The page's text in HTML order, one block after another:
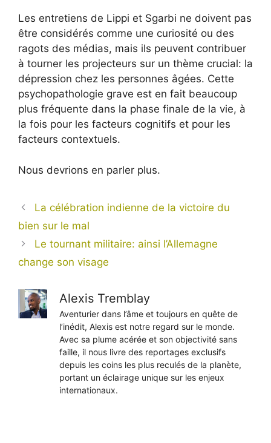
Les entretiens de Lippi et Sgarbi ne doivent pas
être considérés comme une curiosité ou des
ragots des médias, mais ils peuvent contribuer
à tourner les projecteurs sur un thème crucial: la
dépression chez les personnes âgées. Cette
psychopathologie grave est en fait beaucoup
plus fréquente dans la phase finale de la vie, à
la fois pour les facteurs cognitifs et pour les
facteurs contextuels.
Nous devrions en parler plus.
La célébration indienne de la victoire du
bien sur le mal
Le tournant militaire: ainsi l’Allemagne
change son visage
Alexis Tremblay
Aventurier dans l’âme et toujours en quête de
l’inédit, Alexis est notre regard sur le monde.
Avec sa plume acérée et son objectivité sans
faille, il nous livre des reportages exclusifs
depuis les coins les plus reculés de la planète,
portant un éclairage unique sur les enjeux
internationaux.